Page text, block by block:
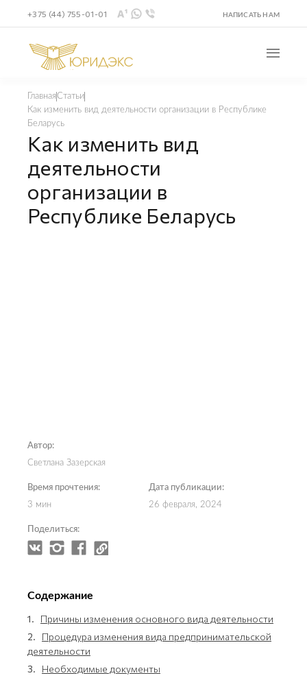
НАПИСАТЬ НАМ
+375 (44) 755-01-01
ГлавнаяСтатьи
Как изменить вид деятельности организации в Республике
Беларусь
Как изменить вид
деятельности
организации в
Республике Беларусь
Время прочтения:
3 мин
Автор:
Светлана Зазерская
Дата публикации:
26 февраля, 2024
Поделиться:
Содержание
1.
Причины изменения основного вида деятельности
2.
Процедура изменения вида предпринимательской
деятельности
3.
Необходимые документы